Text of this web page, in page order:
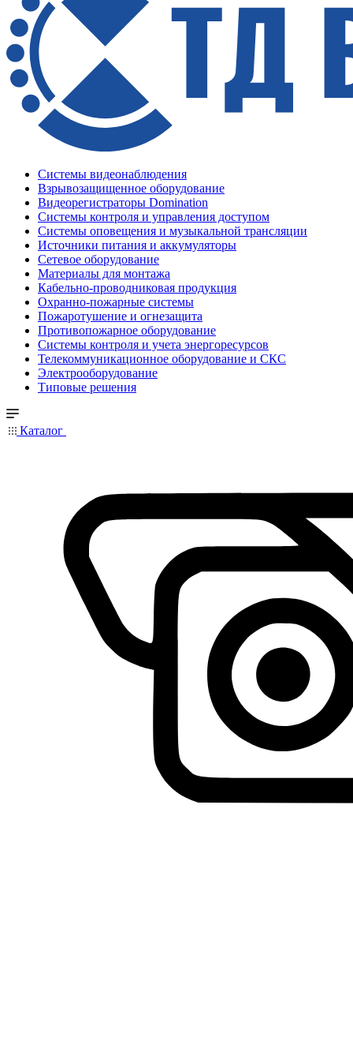
Системы видеонаблюдения
Взрывозащищенное оборудование
Видеорегистраторы Domination
Системы контроля и управления доступом
Системы оповещения и музыкальной трансляции
Источники питания и аккумуляторы
Сетевое оборудование
Материалы для монтажа
Кабельно-проводниковая продукция
Охранно-пожарные системы
Пожаротушение и огнезащита
Противопожарное оборудование
Системы контроля и учета энергоресурсов
Телекоммуникационное оборудование и СКС
Электрооборудование
Типовые решения
Каталог